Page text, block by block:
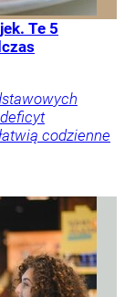
Te 5
codzienne